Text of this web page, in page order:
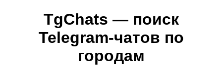
TgChats — поиск
Telegram-чатов по
городам